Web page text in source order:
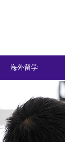
海外留学